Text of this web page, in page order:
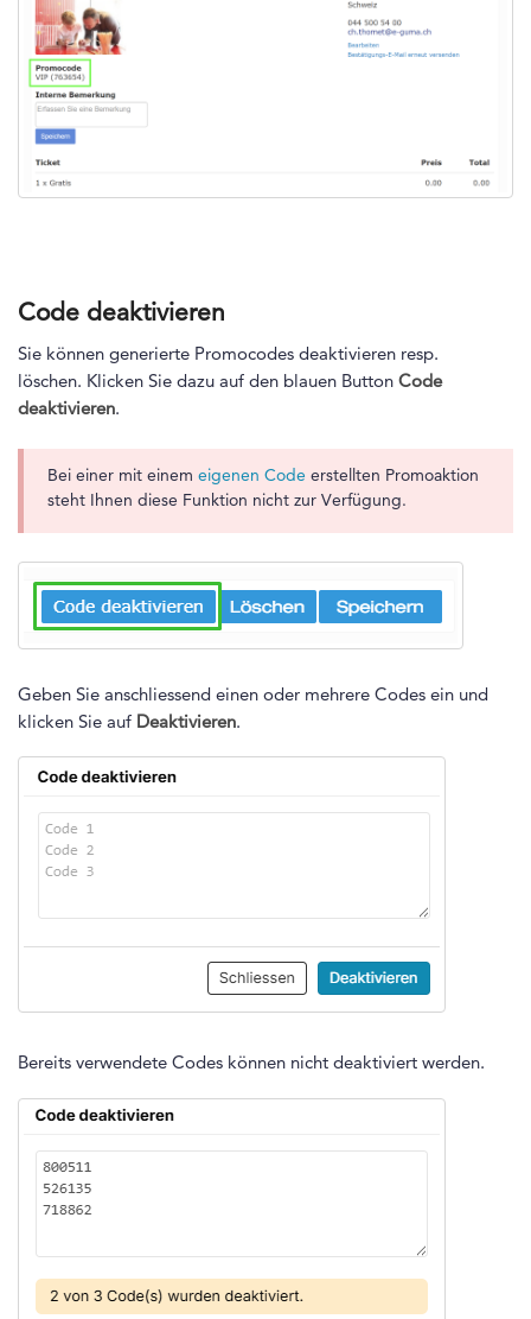
Code deaktivieren
Sie können generierte Promocodes deaktivieren resp.
löschen. Klicken Sie dazu auf den blauen Button Code
deaktivieren.
Bei einer mit einem eigenen Code erstellten Promoaktion
steht Ihnen diese Funktion nicht zur Verfügung.
Geben Sie anschliessend einen oder mehrere Codes ein und
klicken Sie auf Deaktivieren.
Bereits verwendete Codes können nicht deaktiviert werden.